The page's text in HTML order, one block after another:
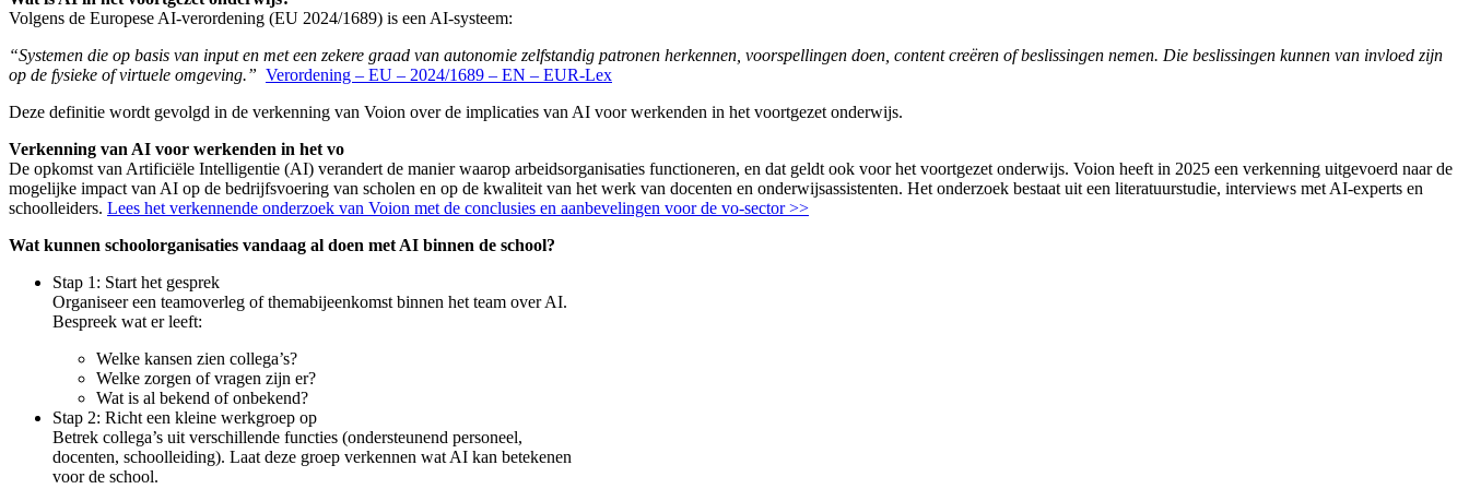
Volgens de Europese AI-verordening (EU 2024/1689) is een AI-systeem:
“Systemen die op basis van input en met een zekere graad van autonomie zelfstandig patronen herkennen, voorspellingen doen, content creëren of beslissingen nemen. Die beslissingen kunnen van invloed zijn
op de fysieke of virtuele omgeving.” Verordening – EU – 2024/1689 – EN – EUR-Lex
Deze definitie wordt gevolgd in de verkenning van Voion over de implicaties van AI voor werkenden in het voortgezet onderwijs.
Verkenning van AI voor werkenden in het vo
De opkomst van Artificiële Intelligentie (AI) verandert de manier waarop arbeidsorganisaties functioneren, en dat geldt ook voor het voortgezet onderwijs. Voion heeft in 2025 een verkenning uitgevoerd naar de
mogelijke impact van AI op de bedrijfsvoering van scholen en op de kwaliteit van het werk van docenten en onderwijsassistenten. Het onderzoek bestaat uit een literatuurstudie, interviews met AI-experts en
schoolleiders. Lees het verkennende onderzoek van Voion met de conclusies en aanbevelingen voor de vo-sector >>
Wat kunnen schoolorganisaties vandaag al doen met AI binnen de school?
Stap 1: Start het gesprek
Organiseer een teamoverleg of themabijeenkomst binnen het team over AI.
Bespreek wat er leeft:
Welke kansen zien collega’s?
Welke zorgen of vragen zijn er?
Wat is al bekend of onbekend?
Stap 2: Richt een kleine werkgroep op
Betrek collega’s uit verschillende functies (ondersteunend personeel,
docenten, schoolleiding). Laat deze groep verkennen wat AI kan betekenen
voor de school.